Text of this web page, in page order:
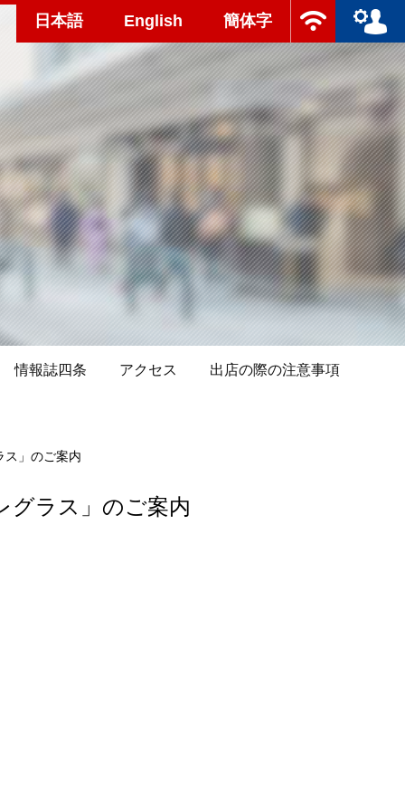
日本語 English 簡体字
情報誌四条 アクセス 出店の際の注意事項
」のご案内
グラス」のご案内